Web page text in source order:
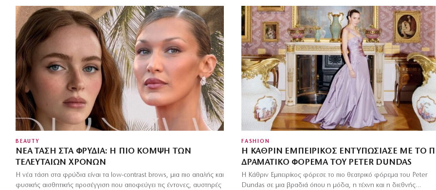
BEAUTY
ΝΈΑ ΤΆΣΗ ΣΤΑ ΦΡΎΔΙΑ: Η ΠΙΟ ΚΟΜΨΉ ΤΩΝ
ΤΕΛΕΥΤΑΊΩΝ ΧΡΌΝΩΝ
Η νέα τάση στα φρύδια είναι τα low-contrast brows, μια πιο απαλής και
φυσικής αισθητικής προσέγγιση που αποφεύγει τις έντονες, αυστηρές
FASHION
Η ΚΆΘΡΙΝ ΕΜΠΕΙΡΊΚΟΣ ΕΝΤΥΠΩΣΊΑΣΕ ΜΕ ΤΟ
ΔΡΑΜΑΤΙΚΌ ΦΌΡΕΜΑ ΤΟΥ PETER DUNDAS
Η Κάθριν Εμπειρίκος φόρεσε το πιο θεατρικό φόρεμα του Peter
Dundas σε μια βραδιά όπου η μόδα, η τέχνη και η διεθνής…